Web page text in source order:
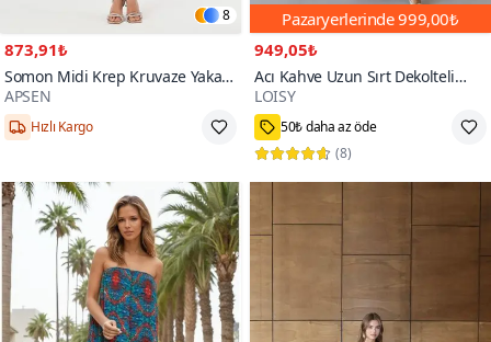
8
873,91₺
Somon Midi Krep Kruvaze Yaka
Detaylı Kemerli Mevsimlik
Anvelop Elbise
APSEN
Hızlı Kargo
Pazaryerlerinde999,00₺
949,05₺
Acı Kahve Uzun Sırt Dekolteli
Boyundan Bağlamalı Yırtmaçlı
Elbise
LOISY1000+
50₺ daha az öde
(8)